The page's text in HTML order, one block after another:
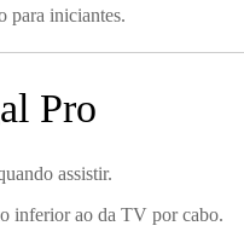
para iniciantes.
Pro
assistir.
inferior ao da TV por cabo.